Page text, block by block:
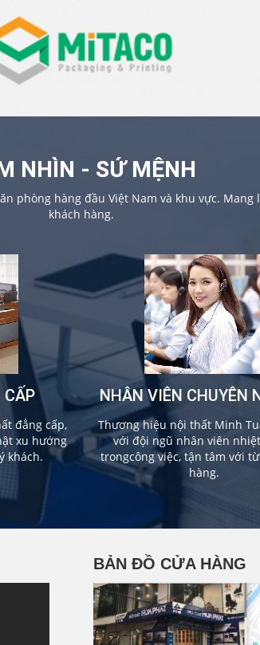
NHÌN - SỨ MỆNH
phòng hàng đầu Việt Nam và khu vực.
khách hàng.
đẳng cấp,
xu hướng
khách.
NHÂN VIÊN CHUYÊN
Thương hiệu nội thất Minh
với đội ngũ nhân viên
trongcông việc, tận tâm với
hàng.
BẢN ĐỒ CỬA HÀNG